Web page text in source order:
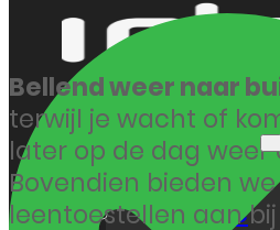
Reparaties
iPhone
Bellend weer naar
terwijl je wacht of
later op de dag weer
Bovendien bieden we
leentoestellen aan